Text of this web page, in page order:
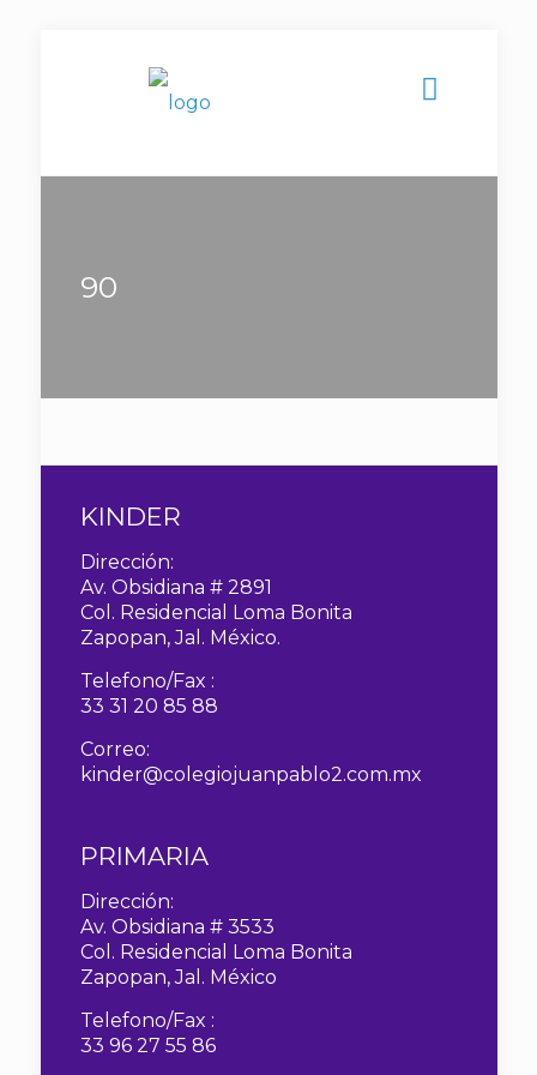
90
KINDER
Dirección:
Av. Obsidiana # 2891
Col. Residencial Loma Bonita
Zapopan, Jal. México.
Telefono/Fax :
33 31 20 85 88
Correo:
kinder@colegiojuanpablo2.com.mx
PRIMARIA
Dirección:
Av. Obsidiana # 3533
Col. Residencial Loma Bonita
Zapopan, Jal. México
Telefono/Fax :
33 96 27 55 86